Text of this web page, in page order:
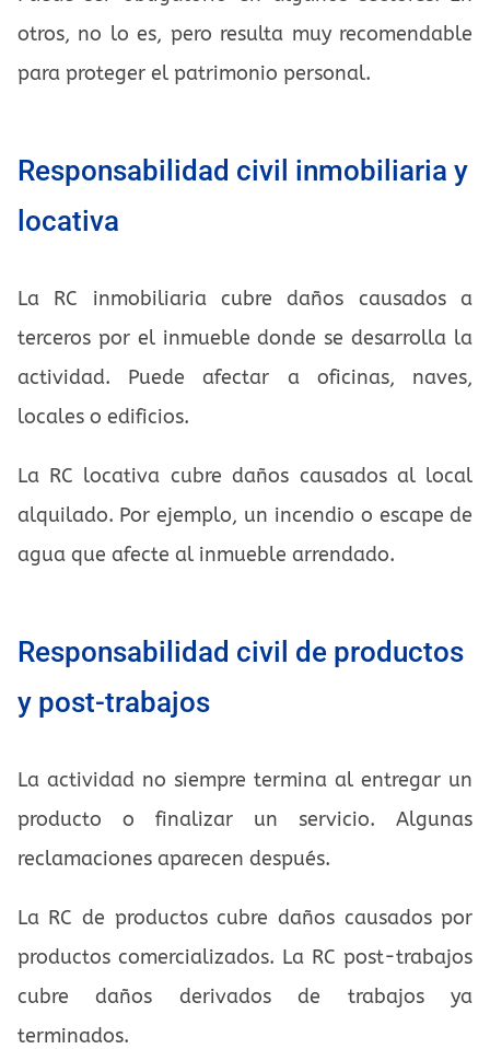
otros, no lo es, pero resulta muy recomendable
para proteger el patrimonio personal.
Responsabilidad civil inmobiliaria y
locativa
La RC inmobiliaria cubre daños causados a
terceros por el inmueble donde se desarrolla la
actividad. Puede afectar a oficinas, naves,
locales o edificios.
La RC locativa cubre daños causados al local
alquilado. Por ejemplo, un incendio o escape de
agua que afecte al inmueble arrendado.
Responsabilidad civil de productos
y post-trabajos
La actividad no siempre termina al entregar un
producto o finalizar un servicio. Algunas
reclamaciones aparecen después.
La RC de productos cubre daños causados por
productos comercializados. La RC post-trabajos
cubre daños derivados de trabajos ya
terminados.